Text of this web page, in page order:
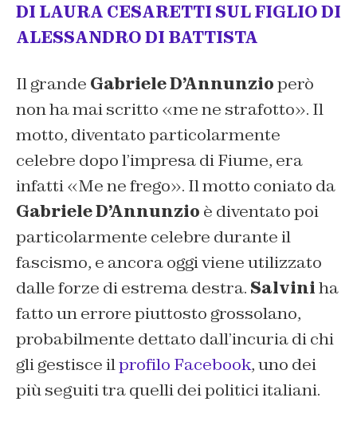
DI LAURA CESARETTI SUL FIGLIO DI
ALESSANDRO DI BATTISTA
Il grande Gabriele D’Annunzioperò
non ha mai scritto «me ne strafotto». Il
motto, diventato particolarmente
celebre dopo l’impresa di Fiume, era
infatti «Me ne frego». Il motto coniato da
Gabriele D’Annunzio è diventato poi
particolarmente celebre durante il
fascismo, e ancora oggi viene utilizzato
dalle forze di estrema destra. Salviniha
fatto un errore piuttosto grossolano,
probabilmente dettato dall’incuria di chi
gli gestisce ilprofilo Facebook, uno dei
più seguiti tra quelli dei politici italiani.